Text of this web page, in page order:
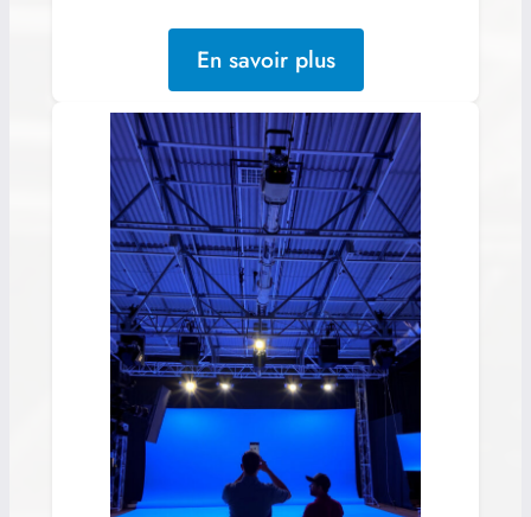
En savoir plus